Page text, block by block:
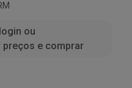
ou
preços e comprar